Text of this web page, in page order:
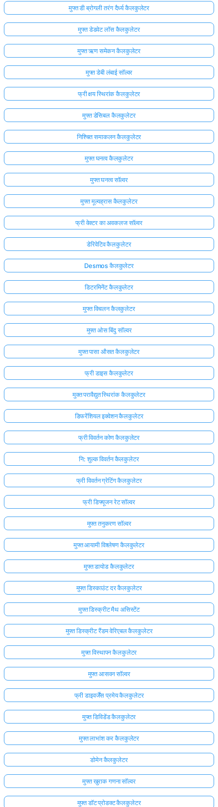
मुफ्त डी ब्रोगली तरंग दैर्ध्य कैलकुलेटर
मुफ्त डेडवेट लॉस कैलकुलेटर
मुफ्त ऋण समेकन कैलकुलेटर
मुफ्त डेबी लंबाई सॉल्वर
फ्री क्षय स्थिरांक कैलकुलेटर
मुफ्त डेसिबल कैलकुलेटर
निश्चित समाकलन कैलकुलेटर
मुफ्त घनत्व कैलकुलेटर
मुफ्त घनत्व सॉल्वर
मुफ्त मूल्यह्रास कैलकुलेटर
फ्री वेक्टर का अवकलज सॉल्वर
डेरिवेटिव कैलकुलेटर
Desmos कैलकुलेटर
डिटरमिनेंट कैलकुलेटर
मुफ्त विचलन कैलकुलेटर
मुफ्त ओस बिंदु सॉल्वर
मुफ्त पासा औसत कैलकुलेटर
फ्री डाइस कैलकुलेटर
मुक्त परावैद्युत स्थिरांक कैलकुलेटर
डिफरेंशियल इक्वेशन कैलकुलेटर
फ्री विवर्तन कोण कैलकुलेटर
नि: शुल्क विवर्तन कैलकुलेटर
फ्री विवर्तन ग्रेटिंग कैलकुलेटर
फ्री डिफ्यूजन रेट सॉल्वर
मुफ्त तनुकरण सॉल्वर
मुफ्त आयामी विश्लेषण कैलकुलेटर
मुफ्त डायोड कैलकुलेटर
मुफ्त डिस्काउंट दर कैलकुलेटर
मुफ्त डिस्क्रीट मैथ असिस्टेंट
मुफ्त डिस्क्रीट रैंडम वेरिएबल कैलकुलेटर
मुफ्त विस्थापन कैलकुलेटर
मुफ्त आसवन सॉल्वर
फ्री डाइवर्जेंस प्रमेय कैलकुलेटर
मुफ्त डिविडेंड कैलकुलेटर
मुफ्त लाभांश कर कैलकुलेटर
डोमेन कैलकुलेटर
मुफ्त खुराक गणना सॉल्वर
मुफ्त डॉट प्रोडक्ट कैलकुलेटर